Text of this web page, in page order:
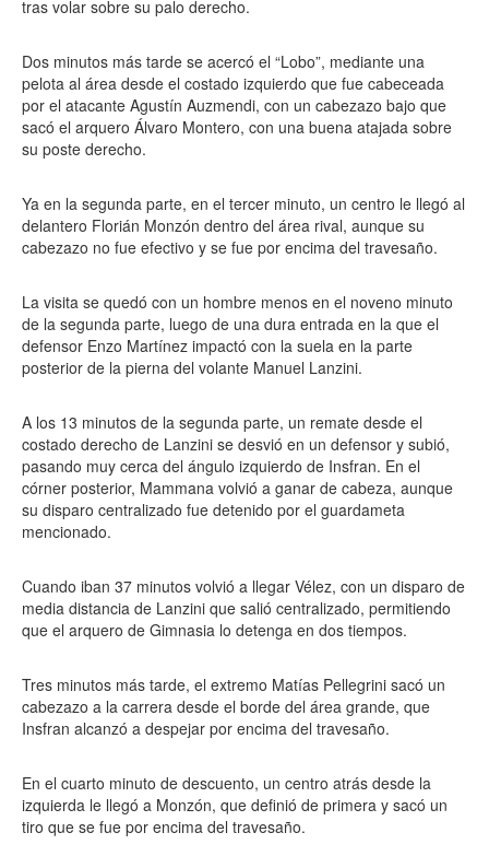
tras volar sobre su palo derecho.
Dos minutos más tarde se acercó el “Lobo”, mediante una
pelota al área desde el costado izquierdo que fue cabeceada
por el atacante Agustín Auzmendi, con un cabezazo bajo que
sacó el arquero Álvaro Montero, con una buena atajada sobre
su poste derecho.
Ya en la segunda parte, en el tercer minuto, un centro le llegó al
delantero Florián Monzón dentro del área rival, aunque su
cabezazo no fue efectivo y se fue por encima del travesaño.
La visita se quedó con un hombre menos en el noveno minuto
de la segunda parte, luego de una dura entrada en la que el
defensor Enzo Martínez impactó con la suela en la parte
posterior de la pierna del volante Manuel Lanzini.
A los 13 minutos de la segunda parte, un remate desde el
costado derecho de Lanzini se desvió en un defensor y subió,
pasando muy cerca del ángulo izquierdo de Insfran. En el
córner posterior, Mammana volvió a ganar de cabeza, aunque
su disparo centralizado fue detenido por el guardameta
mencionado.
Cuando iban 37 minutos volvió a llegar Vélez, con un disparo de
media distancia de Lanzini que salió centralizado, permitiendo
que el arquero de Gimnasia lo detenga en dos tiempos.
Tres minutos más tarde, el extremo Matías Pellegrini sacó un
cabezazo a la carrera desde el borde del área grande, que
Insfran alcanzó a despejar por encima del travesaño.
En el cuarto minuto de descuento, un centro atrás desde la
izquierda le llegó a Monzón, que definió de primera y sacó un
tiro que se fue por encima del travesaño.